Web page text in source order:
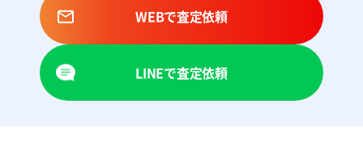
WEBで査定依頼
LINEで査定依頼